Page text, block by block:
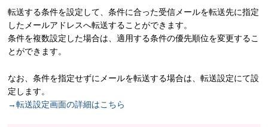
転送する条件を設定して、条件に合った受信メールを転送先に指定
したメールアドレスへ転送することができます。
条件を複数設定した場合は、適用する条件の優先順位を変更するこ
とができます。
なお、条件を指定せずにメールを転送する場合は、転送設定にて設
定します。
→転送設定画面の詳細はこちら